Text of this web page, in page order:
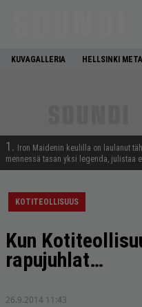
KUVAGALLERIA HELLSINKI
1.
Iron Maidenin keulilla on laulanut
mennessä tasan yksi legenda, julistaa
KOTITEOLLISUUS
Kun
rapujuhlat…
26.9.2014 11:43